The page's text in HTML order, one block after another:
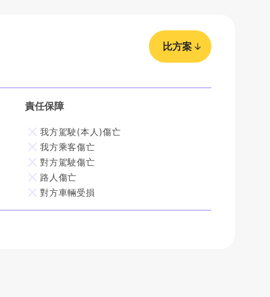
比方案
責任保障
我方駕駛(本人)傷亡
我方乘客傷亡
對方駕駛傷亡
路人傷亡
對方車輛受損